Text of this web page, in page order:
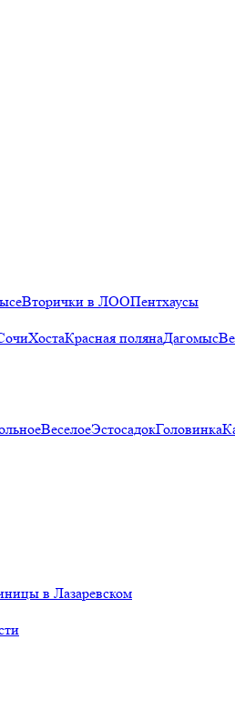
Вторички в ЛООПентхаусы
ХостаКрасная полянаДагомыс
ВеселоеЭстосадокГоловинка
в Лазаревском